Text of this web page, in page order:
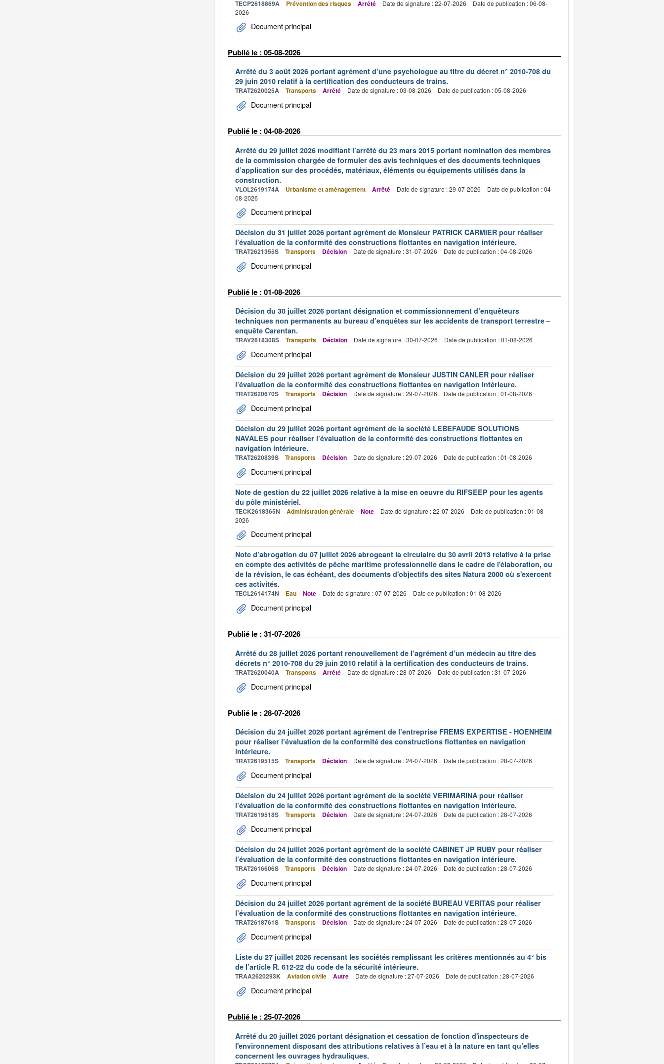
TECP2618869A Prévention des risques Arrêté Date de signature : 22-07-2026
Date de publication : 06-08-
2026
Document principal
Publié le : 05-08-2026
Arrêté du 3 août 2026 portant agrément d’une psychologue au titre du décret n° 2010-708 du
29 juin 2010 relatif à la certification des conducteurs de trains.
TRAT2620025A Transports Arrêté Date de signature : 03-08-2026 Date de publication : 05-08-2026
Document principal
Publié le : 04-08-2026
Arrêté du 29 juillet 2026 modifiant l’arrêté du 23 mars 2015 portant nomination des membres
de la commission chargée de formuler des avis techniques et des documents techniques
d’application sur des procédés, matériaux, éléments ou équipements utilisés dans la
construction.
VLOL2619174A Urbanisme et aménagement Arrêté Date de signature : 29-07-2026
Date de publication : 04-
08-2026
Document principal
Décision du 31 juillet 2026 portant agrément de Monsieur PATRICK CARMIER pour réaliser
l’évaluation de la conformité des constructions flottantes en navigation intérieure.
TRAT2621355S Transports Décision Date de signature : 31-07-2026 Date de publication : 04-08-2026
Document principal
Publié le : 01-08-2026
Décision du 30 juillet 2026 portant désignation et commissionnement d’enquêteurs
techniques non permanents au bureau d’enquêtes sur les accidents de transport terrestre –
enquête Carentan.
TRAV2618308S Transports Décision Date de signature : 30-07-2026 Date de publication : 01-08-2026
Document principal
Décision du 29 juillet 2026 portant agrément de Monsieur JUSTIN CANLER pour réaliser
l’évaluation de la conformité des constructions flottantes en navigation intérieure.
TRAT2620670S Transports Décision Date de signature : 29-07-2026 Date de publication : 01-08-2026
Document principal
Décision du 29 juillet 2026 portant agrément de la société LEBEFAUDE SOLUTIONS
NAVALES pour réaliser l’évaluation de la conformité des constructions flottantes en
navigation intérieure.
TRAT2620839S Transports Décision Date de signature : 29-07-2026 Date de publication : 01-08-2026
Document principal
Note de gestion du 22 juillet 2026 relative à la mise en oeuvre du RIFSEEP pour les agents
du pôle ministériel.
TECK2618365N Administration générale Note Date de signature : 22-07-2026
Date de publication : 01-08-
2026
Document principal
Note d’abrogation du 07 juillet 2026 abrogeant la circulaire du 30 avril 2013 relative à la prise
en compte des activités de pêche maritime professionnelle dans le cadre de l'élaboration, ou
de la révision, le cas échéant, des documents d'objectifs des sites Natura 2000 où s'exercent
ces activités.
TECL2614174N Eau Note Date de signature : 07-07-2026 Date de publication : 01-08-2026
Document principal
Publié le : 31-07-2026
Arrêté du 28 juillet 2026 portant renouvellement de l’agrément d’un médecin au titre des
décrets n° 2010-708 du 29 juin 2010 relatif à la certification des conducteurs de trains.
TRAT2620040A Transports Arrêté Date de signature : 28-07-2026 Date de publication : 31-07-2026
Document principal
Publié le : 28-07-2026
Décision du 24 juillet 2026 portant agrément de l’entreprise FREMS EXPERTISE - HOENHEIM
pour réaliser l’évaluation de la conformité des constructions flottantes en navigation
intérieure.
TRAT2619515S Transports Décision Date de signature : 24-07-2026 Date de publication : 28-07-2026
Document principal
Décision du 24 juillet 2026 portant agrément de la société VERIMARINA pour réaliser
l’évaluation de la conformité des constructions flottantes en navigation intérieure.
TRAT2619518S Transports Décision Date de signature : 24-07-2026 Date de publication : 28-07-2026
Document principal
Décision du 24 juillet 2026 portant agrément de la société CABINET JP RUBY pour réaliser
l’évaluation de la conformité des constructions flottantes en navigation intérieure.
TRAT2616606S Transports Décision Date de signature : 24-07-2026 Date de publication : 28-07-2026
Document principal
Décision du 24 juillet 2026 portant agrément de la société BUREAU VERITAS pour réaliser
l’évaluation de la conformité des constructions flottantes en navigation intérieure.
TRAT2618761S Transports Décision Date de signature : 24-07-2026 Date de publication : 28-07-2026
Document principal
Liste du 27 juillet 2026 recensant les sociétés remplissant les critères mentionnés au 4° bis
de l’article R. 612-22 du code de la sécurité intérieure.
TRAA2620293K Aviation civile Autre Date de signature : 27-07-2026 Date de publication : 28-07-2026
Document principal
Publié le : 25-07-2026
Arrêté du 20 juillet 2026 portant désignation et cessation de fonction d'inspecteurs de
l'environnement disposant des attributions relatives à l’eau et à la nature en tant qu’elles
concernent les ouvrages hydrauliques.